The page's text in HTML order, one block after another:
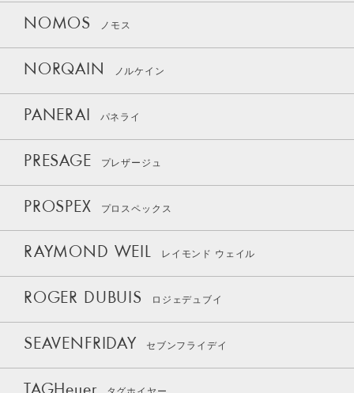
NOMOS ノモス
NORQAIN ノルケイン
PANERAI パネライ
PRESAGE プレザージュ
PROSPEX プロスペックス
RAYMOND WEIL レイモンド ウェイル
ROGER DUBUIS ロジェデュブイ
SEAVENFRIDAY セブンフライデイ